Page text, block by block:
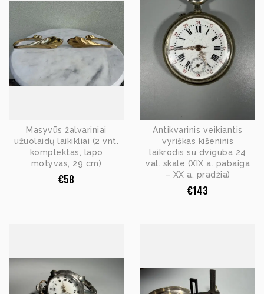
Masyvūs žalvariniai
užuolaidų laikikliai (2 vnt.
komplektas, lapo
motyvas, 29 cm)
€58
Antikvarinis veikiantis
vyriškas kišeninis
laikrodis su dviguba 24
val. skale (XIX a. pabaiga
– XX a. pradžia)
€143